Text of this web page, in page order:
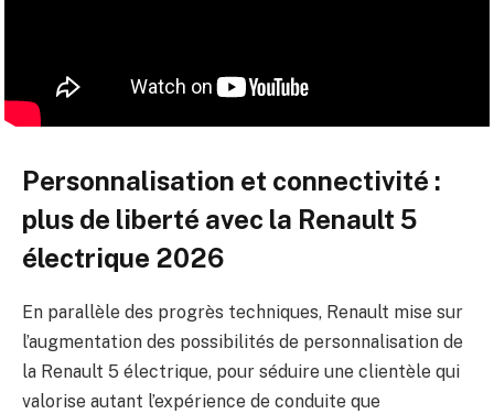
Personnalisation et connectivité :
plus de liberté avec la Renault 5
électrique 2026
En parallèle des progrès techniques, Renault mise sur
l’augmentation des possibilités de personnalisation de
la Renault 5 électrique, pour séduire une clientèle qui
valorise autant l’expérience de conduite que